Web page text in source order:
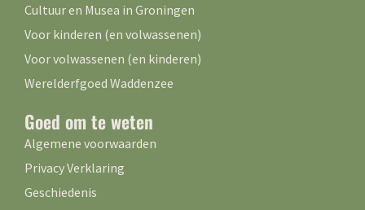
Cultuur en Musea in Groningen
Voor kinderen (en volwassenen)
Voor volwassenen (en kinderen)
Werelderfgoed Waddenzee
Goed om te weten
Algemene voorwaarden
Privacy Verklaring
Geschiedenis